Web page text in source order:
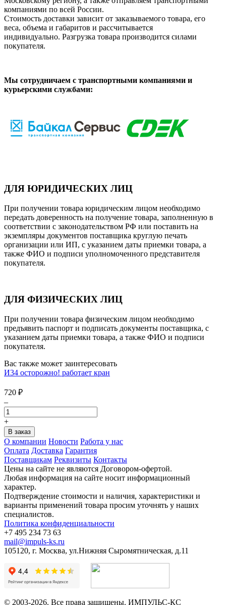
компаниями по всей России.
Стоимость доставки зависит от заказываемого товара, его
веса, объема и габаритов и рассчитывается
индивидуально. Разгрузка товара производится силами
покупателя.
Мы сотрудничаем с транспортными компаниями и
курьерскими службами:
ДЛЯ ЮРИДИЧЕСКИХ ЛИЦ
При получении товара юридическим лицом необходимо
передать доверенность на получение товара, заполненную в
соответствии с законодательством РФ или поставить на
экземпляры документов поставщика круглую печать
организации или ИП, с указанием даты приемки товара, а
также ФИО и подписи уполномоченного представителя
покупателя.
ДЛЯ ФИЗИЧЕСКИХ ЛИЦ
При получении товара физическим лицом необходимо
предъявить паспорт и подписать документы поставщика, с
указанием даты приемки товара, а также ФИО и подписи
покупателя.
Вас также может заинтересовать
И34 осторожно! работает кран
720 ₽
–
+
О компании Новости Работа у нас
Оплата Доставка Гарантия
Поставщикам Реквизиты Контакты
Цены на сайте не являются Договором-офертой.
Любая информация на сайте носит информационный
характер.
Подтверждение стоимости и наличия, характеристики и
варианты применений товара просим уточнять у наших
специалистов.
Политика конфиденциальности
+7 495 234 73 63
mail@impuls-ks.ru
105120, г. Москва, ул.Нижняя Сыромятническая, д.11
© 2003-2026. Все права защищены. ИМПУЛЬС-КС